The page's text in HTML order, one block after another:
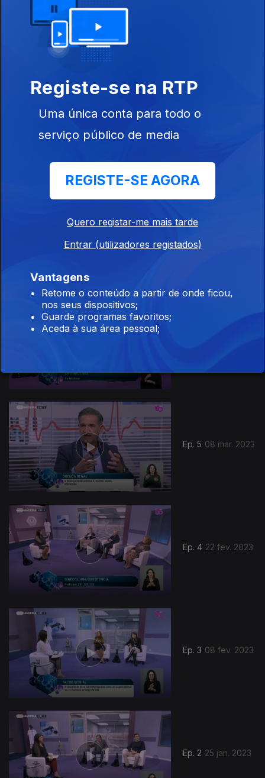
Ep. 7
Ep. 5 08 mar. 2023
Ep. 4 22 fev. 2023
Ep. 3 08 fev. 2023
Ep. 2 25 jan. 2023
665296
Registe-se na RTP
Uma única conta para todo o
serviço público de media
REGISTE-SE AGORA
Quero registar-me mais tarde
Entrar (utilizadores registados)
Vantagens
Retome o conteúdo a partir de onde ficou,
nos seus dispositivos;
Guarde programas favoritos;
Aceda à sua área pessoal;